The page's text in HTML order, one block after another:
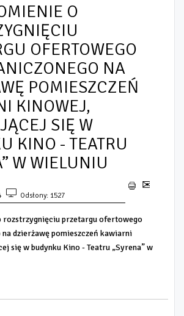
O
OFERTOWEGO
NA
POMIESZCZEŃ
KINOWEJ,
SIĘ W
KINO - TEATRU
W WIELUNIU
Odsłony: 1527
rozstrzygnięciu przetargu ofertowego
dzierżawę pomieszczeń kawiarni
się w budynku Kino - Teatru „Syrena” w